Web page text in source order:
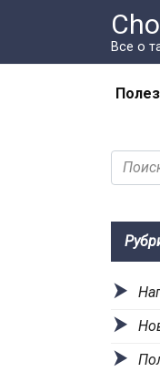
Все о
Search
for: